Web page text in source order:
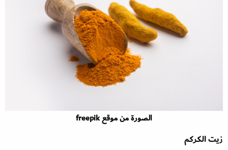
الصورة من موقع freepik
زيت الكركم